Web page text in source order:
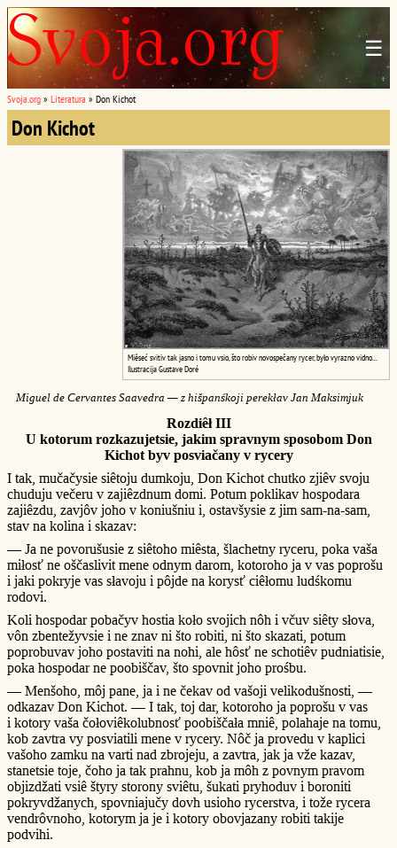
☰
Svoja.org » Literatura » Don Kichot
Don Kichot
Miêseć svitiv tak jasno i tomu vsio, što robiv novospečany rycer, było vyrazno vidno...
Ilustracija Gustave Doré
Miguel de Cervantes Saavedra — z hišpanśkoji perekłav Jan Maksimjuk
Rozdiêł III
U kotorum rozkazujetsie, jakim spravnym sposobom Don
Kichot byv posviačany v rycery
I tak, mučačysie siêtoju dumkoju, Don Kichot chutko zjiêv svoju
chuduju večeru v zajiêzdnum domi. Potum poklikav hospodara
zajiêzdu, zavjôv joho v koniušniu i, ostavšysie z jim sam-na-sam,
stav na kolina i skazav:
— Ja ne povorušusie z siêtoho miêsta, šlachetny ryceru, poka vaša
miłosť ne oščaslivit mene odnym darom, kotoroho ja v vas poprošu
i jaki pokryje vas słavoju i pôjde na korysť ciêłomu ludśkomu
rodovi.
Koli hospodar pobačyv hostia koło svojich nôh i včuv siêty słova,
vôn zbentežyvsie i ne znav ni što robiti, ni što skazati, potum
poprobuvav joho postaviti na nohi, ale hôsť ne schotiêv pudniatisie,
poka hospodar ne poobiščav, što spovnit joho prośbu.
— Menšoho, môj pane, ja i ne čekav od vašoji velikodušnosti, —
odkazav Don Kichot. — I tak, toj dar, kotoroho ja poprošu v vas
i kotory vaša čołoviêkolubnosť poobiščała mniê, polahaje na tomu,
kob zavtra vy posviatili mene v rycery. Nôč ja provedu v kaplici
vašoho zamku na varti nad zbrojeju, a zavtra, jak ja vže kazav,
stanetsie toje, čoho ja tak prahnu, kob ja môh z povnym pravom
objizdžati vsiê štyry storony sviêtu, šukati pryhoduv i boroniti
pokryvdžanych, spovniajučy dovh usioho rycerstva, i tože rycera
vendrôvnoho, kotorym ja je i kotory obovjazany robiti takije
podvihi.